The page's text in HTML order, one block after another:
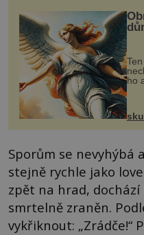
ho
Sporům se nevyhýbá
stejně rychle jako
zpět na hrad,
smrtelně zraněn.
vykřiknout: „Zrádče!“